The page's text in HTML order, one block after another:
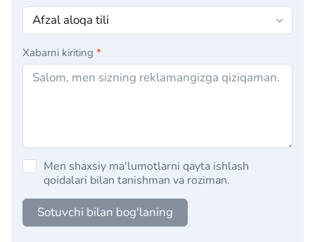
Xabarni kiriting *
Men shaxsiy ma'lumotlarni qayta ishlash
qoidalari bilan tanishman va roziman.
Sotuvchi bilan bog'laning